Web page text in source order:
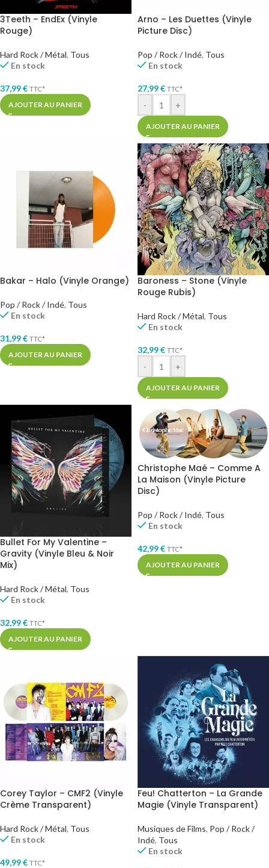
3Teeth – EndEx (Vinyle
Rouge)
Hard Rock / Métal, Tous
En stock
37,99€ TTC*
AJOUTER AU PANIER
Arno – Les Duettes (Vinyle
Picture Disc)
Pop / Rock / Indé, Tous
En stock
27,99€ TTC*
- +
AJOUTER AU PANIER
Bakar – Halo (Vinyle Orange)
Pop / Rock / Indé, Tous
En stock
31,99€ TTC*
AJOUTER AU PANIER
Baroness – Stone (Vinyle
Rouge Rubis)
Hard Rock / Métal, Tous
En stock
32,99€ TTC*
- +
AJOUTER AU PANIER
Bullet For My Valentine –
Gravity (Vinyle Bleu & Noir
Mix)
Hard Rock / Métal, Tous
En stock
32,99€ TTC*
AJOUTER AU PANIER
Christophe Maé – Comme A
La Maison (Vinyle Picture
Disc)
Pop / Rock / Indé, Tous
En stock
42,99€ TTC*
AJOUTER AU PANIER
Corey Taylor – CMF2 (Vinyle
Crème Transparent)
Hard Rock / Métal, Tous
En stock
49,99€ TTC*
Feu! Chatterton – La Grande
Magie (Vinyle Transparent)
Musiques de Films, Pop / Rock /
Indé, Tous
En stock